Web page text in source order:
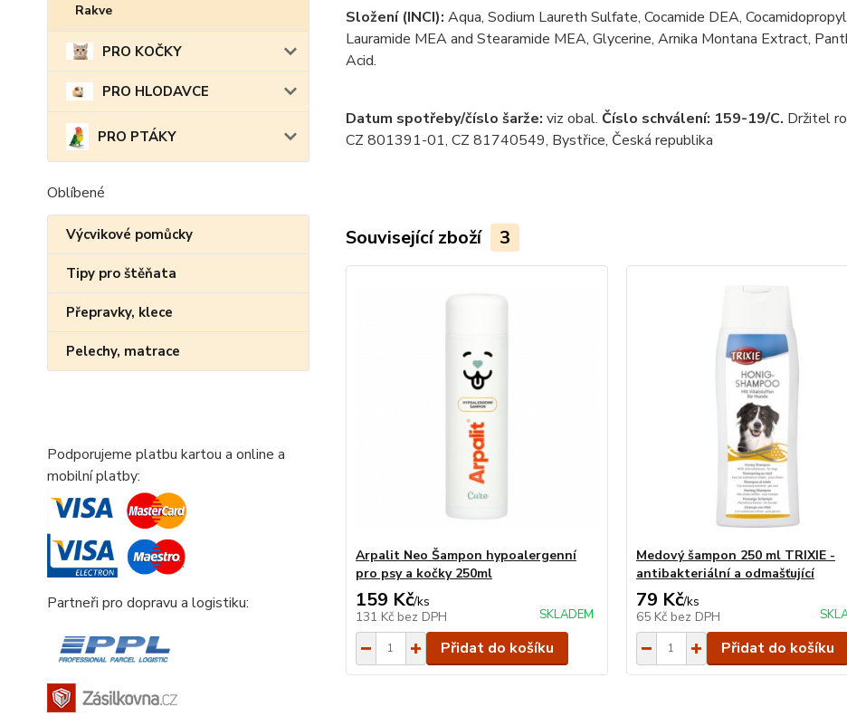
Rakve
PRO KOČKY
PRO HLODAVCE
PRO PTÁKY
Oblíbené
Výcvikové pomůcky
Tipy pro štěňata
Přepravky, klece
Pelechy, matrace
Podporujeme platbu kartou a online a
mobilní platby:
Partneři pro dopravu a logistiku:
Složení (INCI): Aqua, Sodium Laureth Sulfate, Cocamide DEA,
Lauramide MEA and Stearamide MEA, Glycerine, Arnika Montana Extract,
Acid.
Datum spotřeby/číslo šarže: viz obal. Číslo schválení: 159-19/C. Držitel
CZ 801391-01, CZ 81740549, Bystřice, Česká republika
Související zboží 3
Arpalit Neo Šampon hypoalergenní
pro psy a kočky 250ml
159 Kč/ks
131 Kč bez DPH SKLADEM
Přidat do košíku
Medový šampon 250 ml TRIXIE -
antibakteriální a odmašťující
79 Kč/ks
65 Kč bez DPH
Přidat do košíku